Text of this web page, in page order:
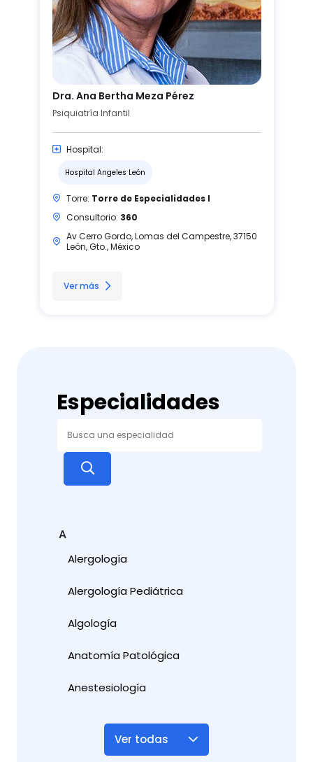
Dra. Ana Bertha Meza Pérez
Psiquiatría Infantil
Hospital:
Hospital Angeles León
Torre: Torre de Especialidades I
Consultorio: 360
Av Cerro Gordo, Lomas del Campestre, 37150
León, Gto., México
Ver más
Especialidades
A
Alergología
Alergología Pediátrica
Algología
Anatomía Patológica
Anestesiología
Ver todas